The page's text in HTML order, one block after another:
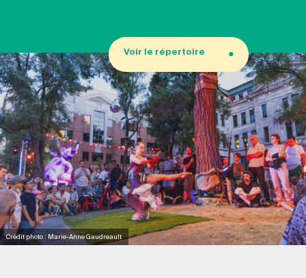
Voir le répertoire
Crédit photo : Marie-Anne Gaudreault